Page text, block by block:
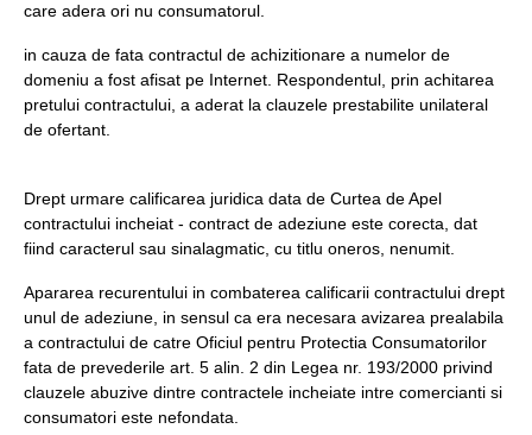
care adera ori nu consumatorul.
in cauza de fata contractul de achizitionare a numelor de
domeniu a fost afisat pe Internet. Respondentul, prin achitarea
pretului contractului, a aderat la clauzele prestabilite unilateral
de ofertant.
Drept urmare calificarea juridica data de Curtea de Apel
contractului incheiat - contract de adeziune este corecta, dat
fiind caracterul sau sinalagmatic, cu titlu oneros, nenumit.
Apararea recurentului in combaterea calificarii contractului drept
unul de adeziune, in sensul ca era necesara avizarea prealabila
a contractului de catre Oficiul pentru Protectia Consumatorilor
fata de prevederile art. 5 alin. 2 din Legea nr. 193/2000 privind
clauzele abuzive dintre contractele incheiate intre comercianti si
consumatori este nefondata.